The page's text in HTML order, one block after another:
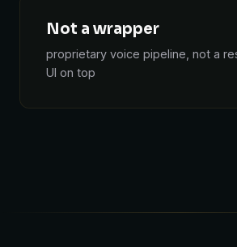
Not a wrapper
proprietary voice pipeline, not a
UI on top